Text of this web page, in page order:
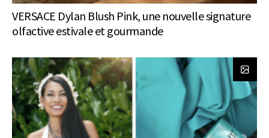
VERSACE Dylan Blush Pink, une nouvelle signature
olfactive estivale et gourmande